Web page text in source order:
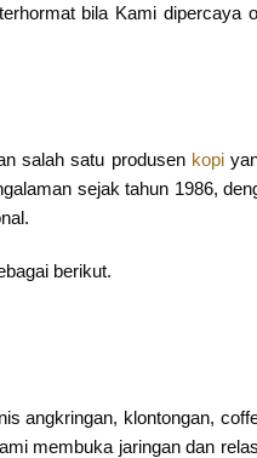
bila Kami dipercaya
salah satu produsen kopi
sejak tahun 1986,
berikut.
angkringan, klontongan,
membuka jaringan dan